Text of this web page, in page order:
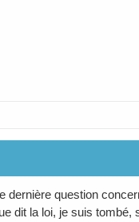
dernière question
dit la loi, je suis tombé,